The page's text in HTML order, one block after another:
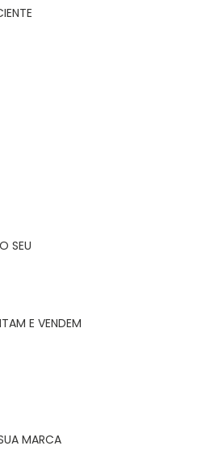
SEU
E VENDEM
MARCA